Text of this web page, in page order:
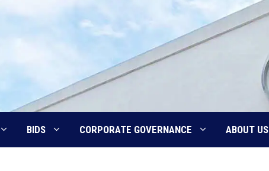
BIDS CORPORATE GOVERNANCE ABOUT US